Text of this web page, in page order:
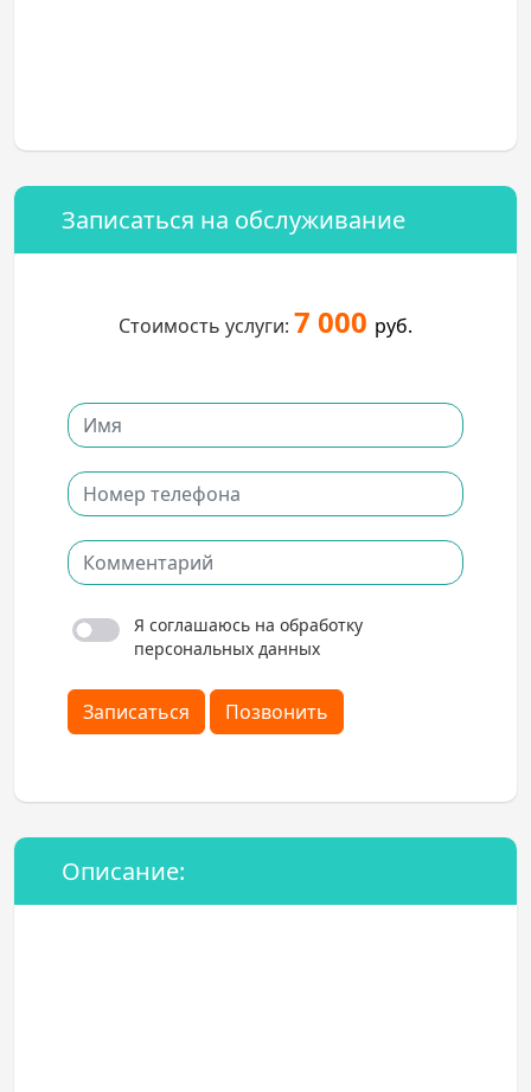
Записаться на обслуживание
Стоимость услуги: 7 000 руб.
Я соглашаюсь на обработку
персональных данных
Записаться Позвонить
Описание: